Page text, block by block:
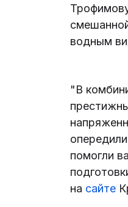
водным
"В
помогли
на сайте